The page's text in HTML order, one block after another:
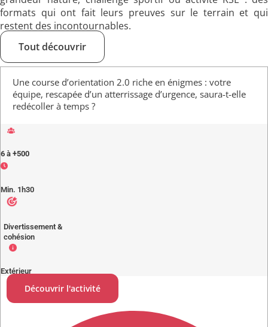
formats qui ont fait leurs preuves sur le terrain et qui
restent des incontournables.
Tout découvrir
Une course d’orientation 2.0 riche en énigmes : votre
équipe, rescapée d’un atterrissage d’urgence, saura-t-elle
redécoller à temps ?
6 à +500
Min. 1h30
Divertissement &
cohésion
Extérieur
Découvrir l'activité